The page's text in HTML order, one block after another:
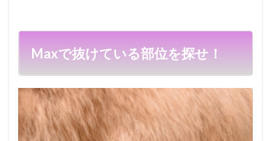
Maxで抜けている部位を探せ！